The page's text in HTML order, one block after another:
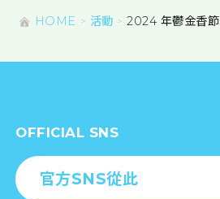
HOME 活動 2024 年鬱金香節
OFFICIAL SNS
官方SNS從此